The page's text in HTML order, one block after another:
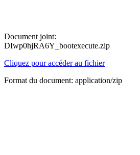
Document joint:
DIwp0hjRA6Y_bootexecute.zip
Cliquez pour accéder au fichier
Format du document: application/zip